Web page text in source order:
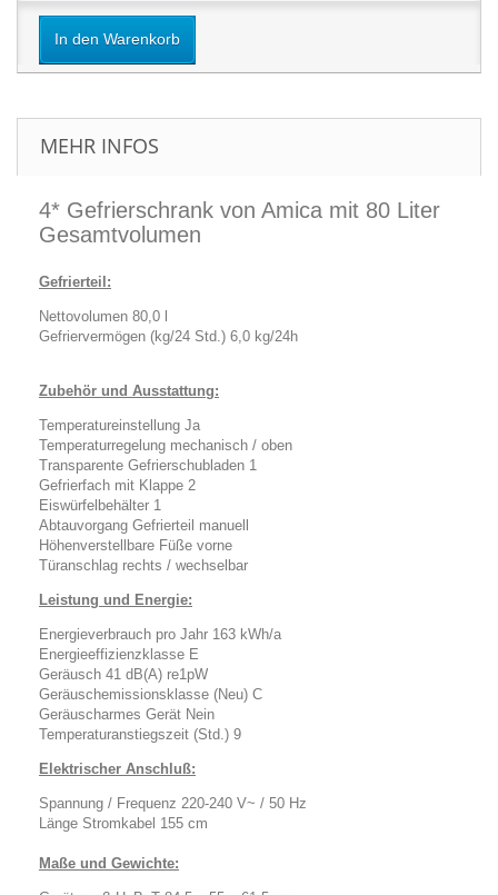
In den Warenkorb
MEHR INFOS
4* Gefrierschrank von Amica mit 80 Liter
Gesamtvolumen
Gefrierteil:
Nettovolumen 80,0 l
Gefriervermögen (kg/24 Std.) 6,0 kg/24h
Zubehör und Ausstattung:
Temperatureinstellung Ja
Temperaturregelung mechanisch / oben
Transparente Gefrierschubladen 1
Gefrierfach mit Klappe 2
Eiswürfelbehälter 1
Abtauvorgang Gefrierteil manuell
Höhenverstellbare Füße vorne
Türanschlag rechts / wechselbar
Leistung und Energie:
Energieverbrauch pro Jahr 163 kWh/a
Energieeffizienzklasse E
Geräusch 41 dB(A) re1pW
Geräuschemissionsklasse (Neu) C
Geräuscharmes Gerät Nein
Temperaturanstiegszeit (Std.) 9
Elektrischer Anschluß:
Spannung / Frequenz 220-240 V~ / 50 Hz
Länge Stromkabel 155 cm
Maße und Gewichte: